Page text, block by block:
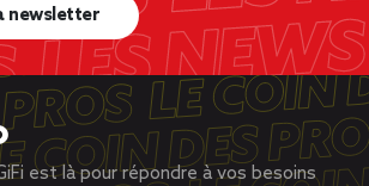
newsletter
est là pour répondre à vos besoins